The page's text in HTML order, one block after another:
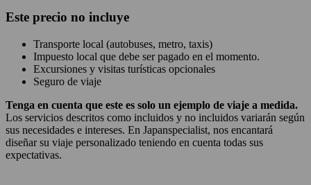
Este precio no incluye
Transporte local (autobuses, metro, taxis)
Impuesto local que debe ser pagado en el momento.
Excursiones y visitas turísticas opcionales
Seguro de viaje
Tenga en cuenta que este es solo un ejemplo de viaje a medida.
Los servicios descritos como incluidos y no incluidos variarán según
sus necesidades e intereses. En Japanspecialist, nos encantará
diseñar su viaje personalizado teniendo en cuenta todas sus
expectativas.